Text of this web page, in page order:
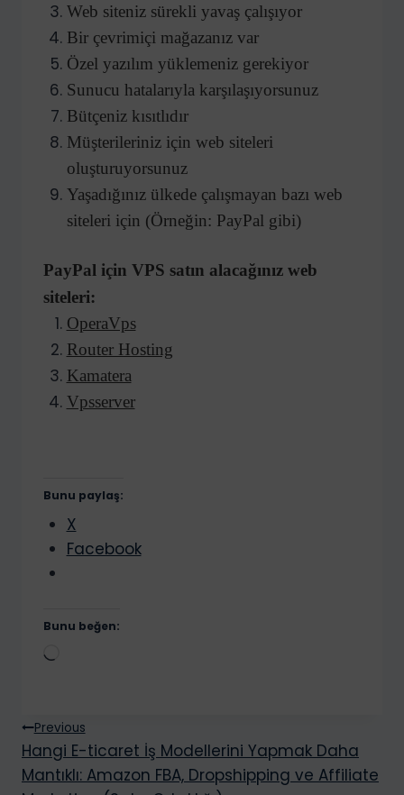
Web siteniz sürekli yavaş çalışıyor
Bir çevrimiçi mağazanız var
Özel yazılım yüklemeniz gerekiyor
Sunucu hatalarıyla karşılaşıyorsunuz
Bütçeniz kısıtlıdır
Müşterileriniz için web siteleri
oluşturuyorsunuz
Yaşadığınız ülkede çalışmayan bazı web
siteleri için (Örneğin: PayPal gibi)
PayPal için VPS satın alacağınız web
siteleri:
OperaVps
Router Hosting
Kamatera
Vpsserver
Bunu paylaş:
X
Facebook
Bunu beğen:
l
e
n
Yazı
gezinmesi
Previous
Hangi E-ticaret İş Modellerini Yapmak Daha
Mantıklı: Amazon FBA, Dropshipping ve Affiliate